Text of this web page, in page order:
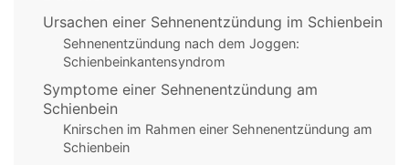
Ursachen einer Sehnenentzündung im Schienbein
Sehnenentzündung nach dem Joggen:
Schienbeinkantensyndrom
Symptome einer Sehnenentzündung am
Schienbein
Knirschen im Rahmen einer Sehnenentzündung am
Schienbein